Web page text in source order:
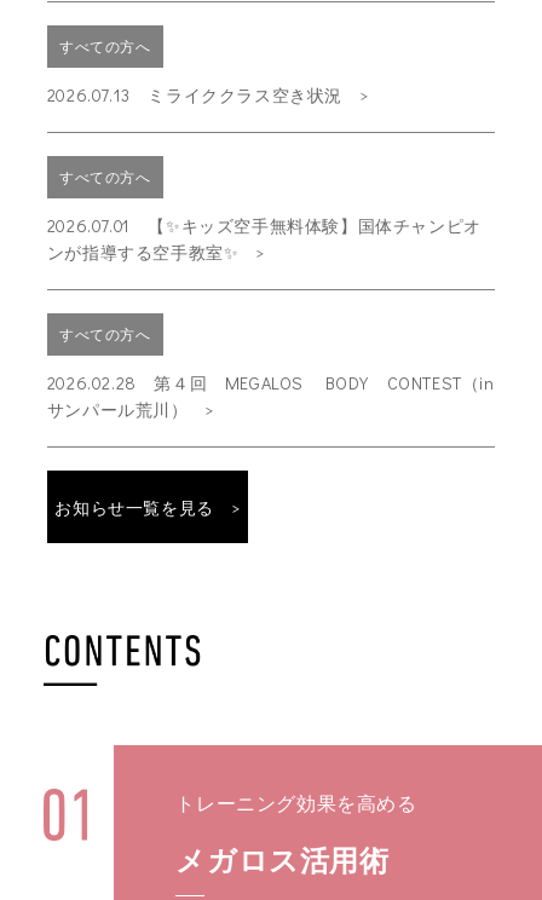
すべての方へ
2026.07.13 ミライククラス空き状況
すべての方へ
2026.07.01 【✨キッズ空手無料体験】国体チャンピオ
ンが指導する空手教室✨
すべての方へ
2026.02.28 第４回 MEGALOS BODY CONTEST（in
サンパール荒川）
お知らせ一覧を見る
トレーニング効果を高める
メガロス活用術